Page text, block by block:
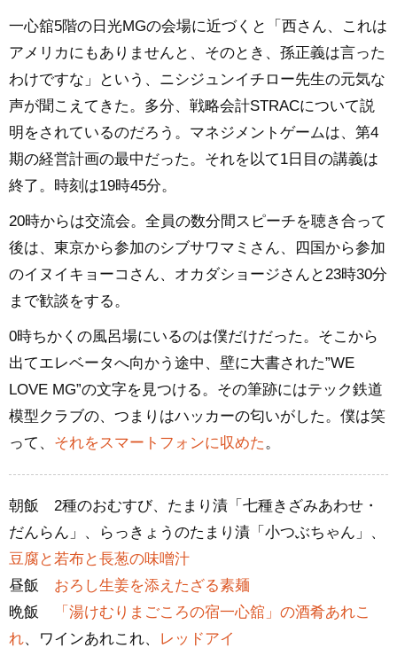
一心舘5階の日光MGの会場に近づくと「西さん、これは
アメリカにもありませんと、そのとき、孫正義は言った
わけですな」という、ニシジュンイチロー先生の元気な
声が聞こえてきた。多分、戦略会計STRACについて説
明をされているのだろう。マネジメントゲームは、第4
期の経営計画の最中だった。それを以て1日目の講義は
終了。時刻は19時45分。
20時からは交流会。全員の数分間スピーチを聴き合って
後は、東京から参加のシブサワマミさん、四国から参加
のイヌイキョーコさん、オカダショージさんと23時30分
まで歓談をする。
0時ちかくの風呂場にいるのは僕だけだった。そこから
出てエレベータへ向かう途中、壁に大書された”WE
LOVE MG”の文字を見つける。その筆跡にはテック鉄道
模型クラブの、つまりはハッカーの匂いがした。僕は笑
って、 それをスマートフォンに収めた 。
朝飯 2種のおむすび、たまり漬「七種きざみあわせ・
だんらん」、らっきょうのたまり漬「小つぶちゃん」、
豆腐と若布と長葱の味噌汁
昼飯 おろし生姜を添えたざる素麺
晩飯
「湯けむりまごころの宿一心舘」の酒肴あれこ
れ、ワインあれこれ、 レッドアイ